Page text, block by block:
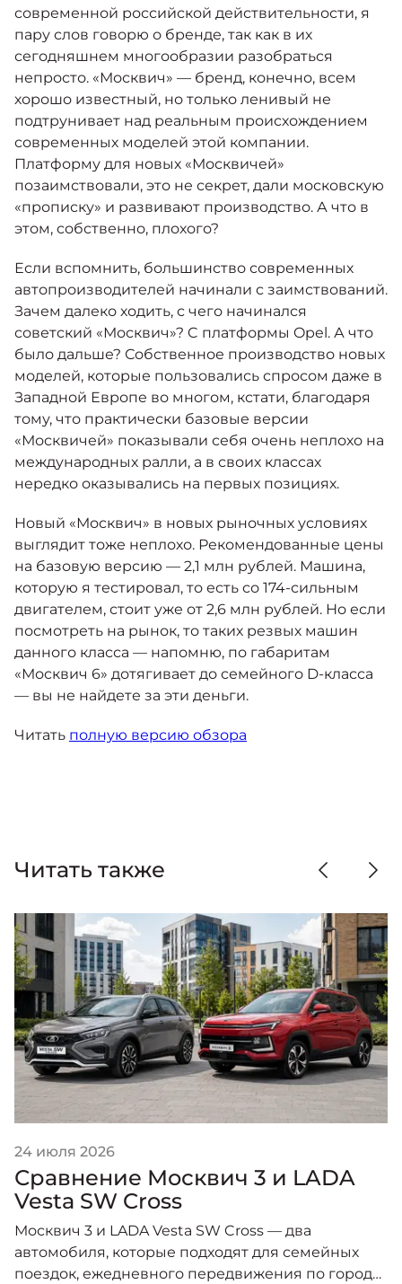
Москвич 6
Яркий динамичный седан
от 2 237 000 ₽*
Москвич 3 с ручным
управлением (РУ)
Кроссовер, создающий равные
возможности
от 2 069 000 ₽*
Москвич 8
Практичный семиместный
кроссовер
от 3 125 000 ₽*
Кредитные программы
Спецпредложения
Калькулятор трейд-ин
Помощь на дорогах
Моторное масло
СЕРВИСНЫЕ АКЦИИ
АКСЕССУАРЫ
КОНТАКТЫ
современной российской действительности, я
пару слов говорю о бренде, так как в их
сегодняшнем многообразии разобраться
непросто. «Москвич» — бренд, конечно, всем
хорошо известный, но только ленивый не
подтрунивает над реальным происхождением
современных моделей этой компании.
Платформу для новых «Москвичей»
позаимствовали, это не секрет, дали московскую
«прописку» и развивают производство. А что в
этом, собственно, плохого?
Если вспомнить, большинство современных
автопроизводителей начинали с заимствований.
Зачем далеко ходить, с чего начинался
советский «Москвич»? C платформы Opel. А что
было дальше? Собственное производство новых
моделей, которые пользовались спросом даже в
Западной Европе во многом, кстати, благодаря
тому, что практически базовые версии
«Москвичей» показывали себя очень неплохо на
международных ралли, а в своих классах
нередко оказывались на первых позициях.
Новый «Москвич» в новых рыночных условиях
выглядит тоже неплохо. Рекомендованные цены
на базовую версию — 2,1 млн рублей. Машина,
которую я тестировал, то есть со 174-сильным
двигателем, стоит уже от 2,6 млн рублей. Но если
посмотреть на рынок, то таких резвых машин
данного класса — напомню, по габаритам
«Москвич 6» дотягивает до семейного D-класса
— вы не найдете за эти деньги.
Читать полную версию обзора
Читать также
24 июля 2026
Сравнение Москвич 3 и LADA
Vesta SW Cross
Москвич 3 и LADA Vesta SW Cross — два
автомобиля, которые подходят для семейных
поездок, ежедневного передвижения по городу